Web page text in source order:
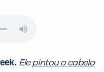
Elepintou o cabelo